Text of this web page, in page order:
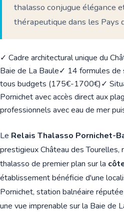
thalasso conjugue élégance
thérapeutique dans les Pays
✓ Cadre architectural unique du
Baie de La Baule✓ 14 formules de
tous budgets (175€-1700€)✓
Pornichet avec accès direct aux
professionnels avec eau de mer
Le Relais Thalasso Pornichet-
prestigieux Château des
thalasso de premier plan sur la
établissement bénéficie d'une
Pornichet, station balnéaire
une vue imprenable sur la Baie de